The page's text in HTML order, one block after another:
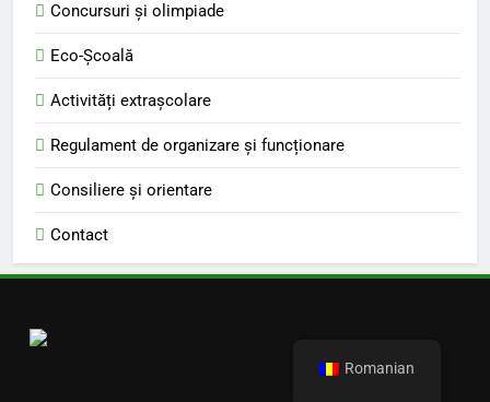
Concursuri și olimpiade
Eco-Școală
Activități extrașcolare
Regulament de organizare și funcționare
Consiliere și orientare
Contact
Romanian